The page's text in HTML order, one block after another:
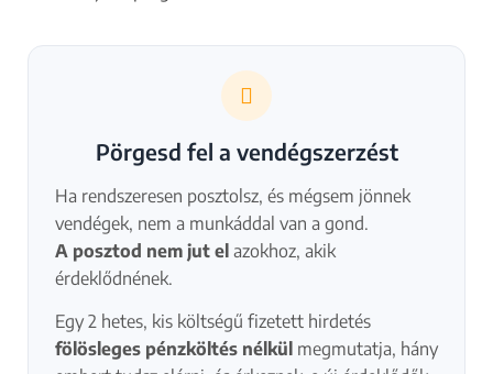
Pörgesd fel a vendégszerzést
Ha rendszeresen posztolsz, és mégsem jönnek
vendégek, nem a munkáddal van a gond.
A posztod nem jut el azokhoz, akik
érdeklődnének.
Egy 2 hetes, kis költségű fizetett hirdetés
fölösleges pénzköltés nélkül megmutatja, hány